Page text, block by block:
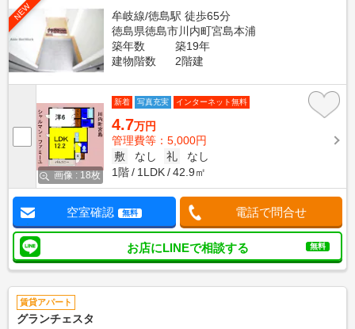
NEW
牟岐線/徳島駅 徒歩65分
徳島県徳島市川内町宮島本浦
築年数
築19年
建物階数
2階建
画像 : 18枚
新着 写真充実 インターネット無料
4.7万円
管理費等：5,000円
敷
なし 礼
なし
1階
1LDK 42.9㎡
空室確認 無料 電話で問合せ
お店にLINEで相談する 無料
賃貸アパート
グランチェスタ